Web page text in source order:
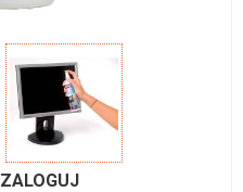
ZALOGUJ